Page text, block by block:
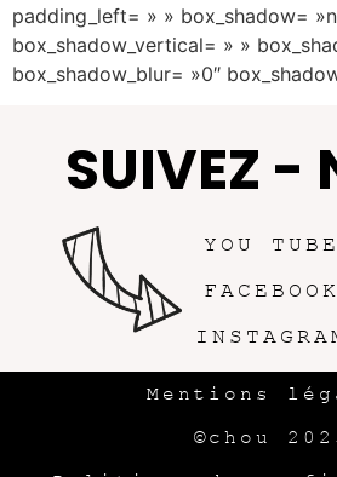
padding_left= » » box_shadow=
box_shadow_vertical= » »
box_shadow_blur= »0″
SUIVEZ -
YOU TUBE
FACEBOOK
Mentions
©chou